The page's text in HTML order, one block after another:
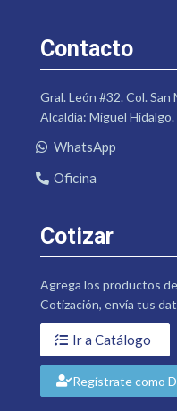
Contacto
Gral. León #32. Col.
Alcaldía: Miguel Hidalgo.
WhatsApp
Oficina
Cotizar
Agrega los productos
Cotización, envía tus
Ir a Catálogo
Regístrate como